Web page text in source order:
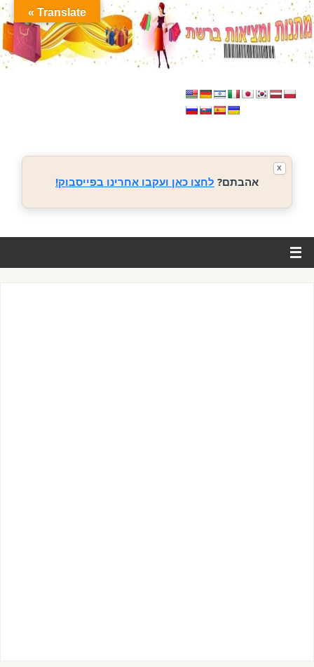
אהבתם? לחצו כאן ועקבו אחרינו בפייסבוק!
X
Translate »